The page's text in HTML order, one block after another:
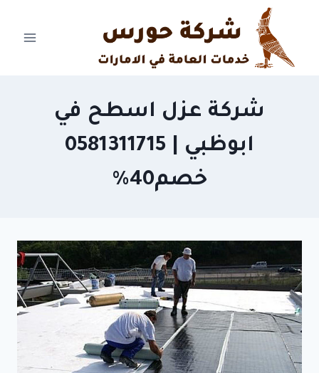
content
شركة عزل اسطح في
ابوظبي | 0581311715
خصم40%